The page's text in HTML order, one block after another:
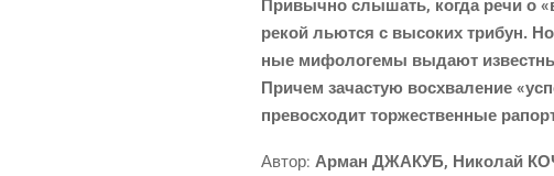
При­выч­но слы­шать, когда речи о
рекой льют­ся с высо­ких три­бун.
ные мифо­ло­ге­мы выда­ют
При­чем зача­стую вос­хва­ле­ние
пре­вос­хо­дит тор­же­ствен­ные
Автор: Арман ДЖАКУБ, Нико­лай